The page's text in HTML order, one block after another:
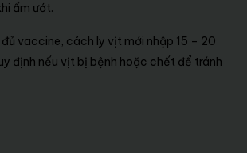
ẩm ướt.
vaccine, cách ly vịt mới nhập 15 – 20
định nếu vịt bị bệnh hoặc chết để tránh